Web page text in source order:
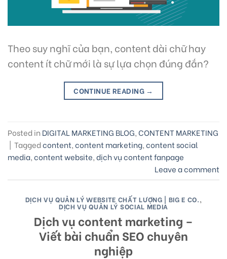
Theo suy nghĩ của bạn, content dài chữ hay
content ít chữ mới là sự lựa chọn đúng đắn?
CONTINUE READING →
Posted in DIGITAL MARKETING BLOG,CONTENT MARKETING
| Taggedcontent,content marketing,content social
media,content website,dịch vụ content fanpage
Leave a comment
DỊCH VỤ QUẢN LÝ WEBSITE CHẤT LƯỢNG | BIG E CO.,
DỊCH VỤ QUẢN LÝ SOCIAL MEDIA
Dịch vụ content marketing –
Viết bài chuẩn SEO chuyên
nghiệp